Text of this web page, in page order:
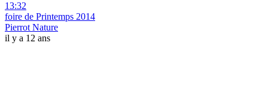
13:32
foire de Printemps 2014
Pierrot Nature
il y a 12 ans